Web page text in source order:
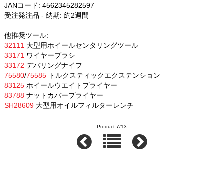
JANコード: 4562345282597
受注発注品 - 納期: 約2週間
他推奨ツール:
32111 大型用ホイールセンタリングツール
33171 ワイヤーブラシ
33172 デバリングナイフ
75580/75585 トルクスティックエクステンション
83125 ホイールウエイトプライヤー
83788 ナットカバープライヤー
SH28609 大型用オイルフィルターレンチ
Product 7/13